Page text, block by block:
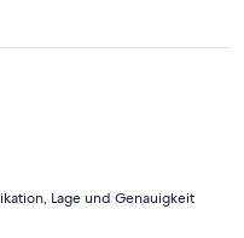
Lage und Genauigkeit